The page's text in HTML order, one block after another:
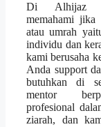
Di Alhijaz
memahami jika
atau umrah
individu dan
kami berusaha
Anda support
butuhkan di
mentor
profesional
ziarah, dan